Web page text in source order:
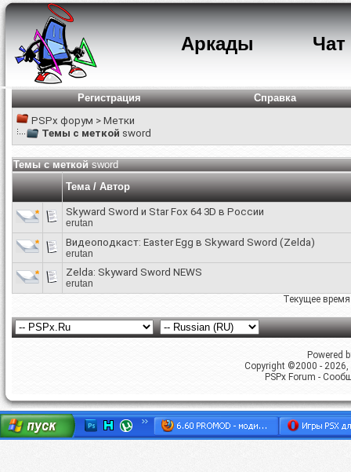
Аркады Чат
Регистрация
Справка
PSPx форум > Метки
Темы с меткой sword
Темы с меткойsword
Тема / Автор
Skyward Sword и Star Fox 64 3D в России
erutan
Видеоподкаст: Easter Egg в Skyward Sword (Zelda)
erutan
Zelda: Skyward Sword NEWS
erutan
Текущее
Powered
Copyright ©2000 -
PSPx Forum -